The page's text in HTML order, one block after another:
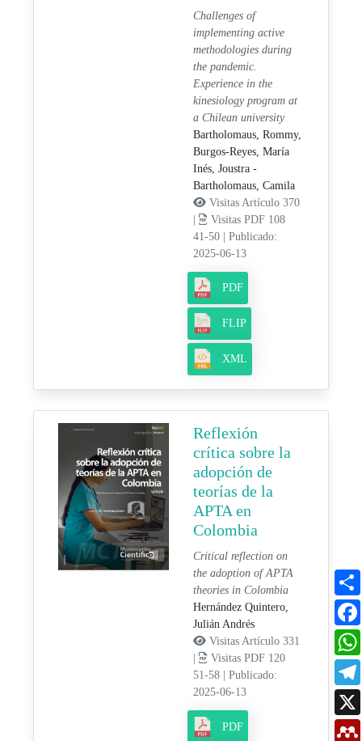
Challenges of
implementing active
methodologies during
the pandemic.
Experience in the
kinesiology program at
a Chilean university
Bartholomaus, Rommy,
Burgos-Reyes, María
Inés, Joustra -
Bartholomaus, Camila
Visitas Artículo 370
|
Visitas PDF 108
41-50 | Publicado:
2025-06-13
PDF
FLIP
XML
Reflexión
crítica sobre la
adopción de
teorías de la
APTA en
Colombia
Critical reflection on
the adoption of APTA
theories in Colombia
Hernández Quintero,
Julián Andrés
Visitas Artículo 331
Visitas PDF 120
51-58
Publicado:
2025-06-13
PDF